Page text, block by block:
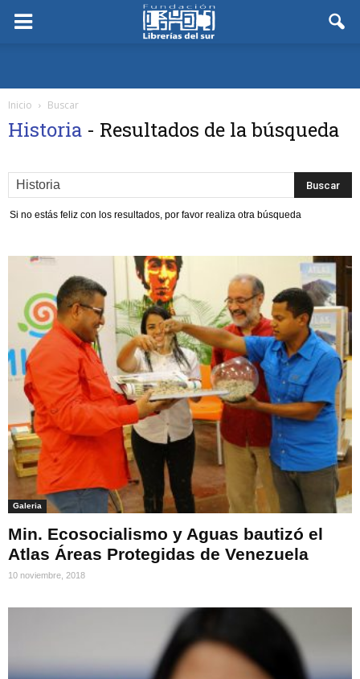
Inicio Buscar
Historia - Resultados de la búsqueda
Si no estás feliz con los resultados, por favor realiza otra búsqueda
Galeria
Min. Ecosocialismo y Aguas bautizó el
Atlas Áreas Protegidas de Venezuela
10 noviembre, 2018